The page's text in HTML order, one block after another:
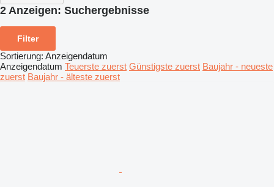
2 Anzeigen: Suchergebnisse
Filter
Sortierung: Anzeigendatum
Anzeigendatum Teuerste zuerst Günstigste zuerst Baujahr - neueste
zuerst Baujahr - älteste zuerst